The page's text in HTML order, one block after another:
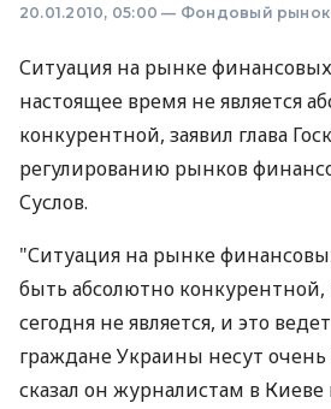
20.01.2010, 05:00 — Фондовый рынок
Ситуация на рынке
настоящее время не является
конкурентной, заявил глава
регулированию рынков
Суслов.
"Ситуация на рынке
быть абсолютно конкурентной,
сегодня не является, и это
граждане Украины несут
сказал он журналистам в